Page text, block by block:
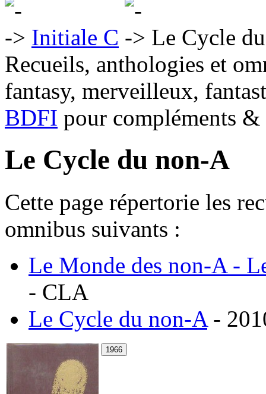
Initiale C
Le Cycle
Recueils, anthologies et
fantasy, merveilleux,
BDFI pour compléments
Le Cycle du non-A
Cette page répertorie les
omnibus suivants :
Le Monde des non-A -
- CLA
Le Cycle du non-A-